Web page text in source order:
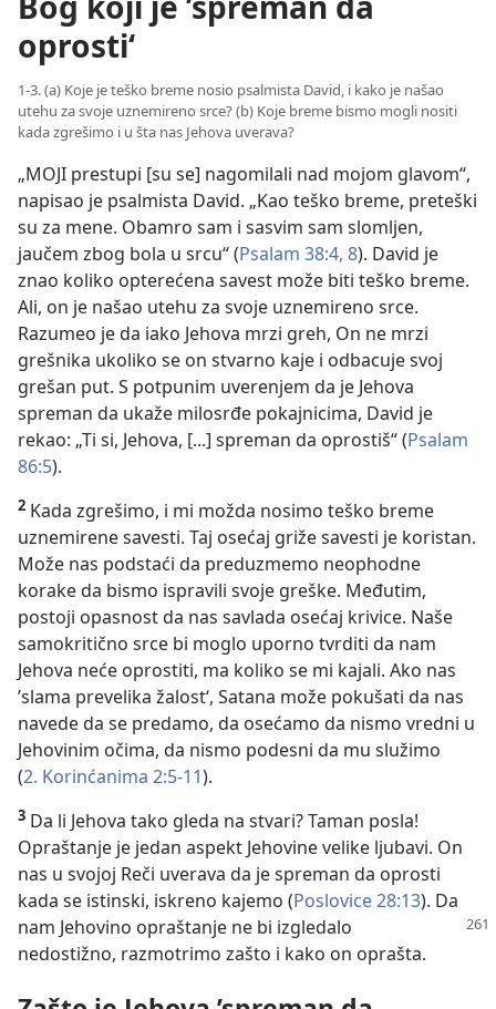
oprosti‘
1-3. (a) Koje je teško breme nosio psalmista David, i kako je našao
utehu za svoje uznemireno srce? (b) Koje breme bismo mogli nositi
kada zgrešimo i u šta nas Jehova uverava?
„MOJI prestupi [su se] nagomilali nad mojom glavom“,
napisao je psalmista David. „Kao teško breme, preteški
su za mene. Obamro sam i sasvim sam slomljen,
jaučem zbog bola u srcu“ (Psalam 38:4, 8). David je
znao koliko opterećena savest može biti teško breme.
Ali, on je našao utehu za svoje uznemireno srce.
Razumeo je da iako Jehova mrzi greh, On ne mrzi
grešnika ukoliko se on stvarno kaje i odbacuje svoj
grešan put. S potpunim uverenjem da je Jehova
spreman da ukaže milosrđe pokajnicima, David je
rekao: „Ti si, Jehova, [...] spreman da oprostiš“ (Psalam
86:5).
2 Kada zgrešimo, i mi možda nosimo teško breme
uznemirene savesti. Taj osećaj griže savesti je koristan.
Može nas podstaći da preduzmemo neophodne
korake da bismo ispravili svoje greške. Međutim,
postoji opasnost da nas savlada osećaj krivice. Naše
samokritično srce bi moglo uporno tvrditi da nam
Jehova neće oprostiti, ma koliko se mi kajali. Ako nas
’slama prevelika žalost‘, Satana može pokušati da nas
navede da se predamo, da osećamo da nismo vredni u
Jehovinim očima, da nismo podesni da mu služimo
(2. Korinćanima 2:5-11).
3 Da li Jehova tako gleda na stvari? Taman posla!
Opraštanje je jedan aspekt Jehovine velike ljubavi. On
nas u svojoj Reči uverava da je spreman da oprosti
kada se istinski, iskreno kajemo (Poslovice 28:13). Da
nam Jehovino opraštanje ne bi izgledalo
nedostižno, razmotrimo zašto i kako on oprašta.